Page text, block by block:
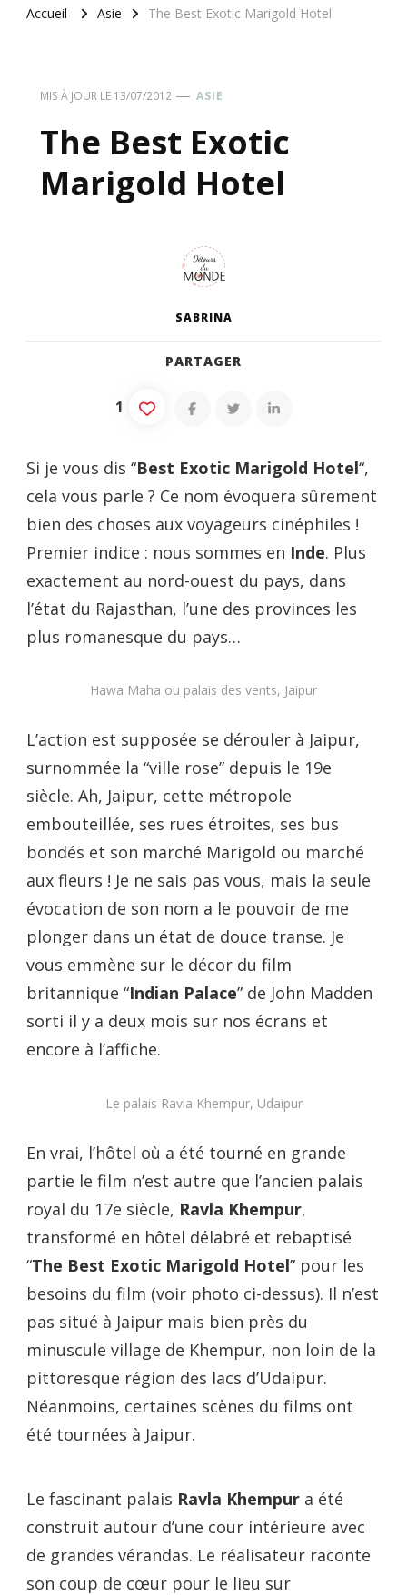
Accueil Asie The Best Exotic Marigold Hotel
MIS À JOUR LE 13/07/2012 ASIE
The Best Exotic
Marigold Hotel
SABRINA
PARTAGER
1
Si je vous dis “Best Exotic Marigold Hotel“,
cela vous parle ? Ce nom évoquera sûrement
bien des choses aux voyageurs cinéphiles !
Premier indice : nous sommes en Inde. Plus
exactement au nord-ouest du pays, dans
l’état du Rajasthan, l’une des provinces les
plus romanesque du pays…
Hawa Maha ou palais des vents, Jaipur
L’action est supposée se dérouler à Jaipur,
surnommée la “ville rose” depuis le 19e
siècle. Ah, Jaipur, cette métropole
embouteillée, ses rues étroites, ses bus
bondés et son marché Marigold ou marché
aux fleurs ! Je ne sais pas vous, mais la seule
évocation de son nom a le pouvoir de me
plonger dans un état de douce transe. Je
vous emmène sur le décor du film
britannique “Indian Palace” de John Madden
sorti il y a deux mois sur nos écrans et
encore à l’affiche.
Le palais Ravla Khempur, Udaipur
En vrai, l’hôtel où a été tourné en grande
partie le film n’est autre que l’ancien palais
royal du 17e siècle, Ravla Khempur,
transformé en hôtel délabré et rebaptisé
“The Best Exotic Marigold Hotel” pour les
besoins du film (voir photo ci-dessus). Il n’est
pas situé à Jaipur mais bien près du
minuscule village de Khempur, non loin de la
pittoresque région des lacs d’Udaipur.
Néanmoins, certaines scènes du films ont
été tournées à Jaipur.
Le fascinant palais Ravla Khempur a été
construit autour d’une cour intérieure avec
de grandes vérandas. Le réalisateur raconte
son coup de cœur pour le lieu sur